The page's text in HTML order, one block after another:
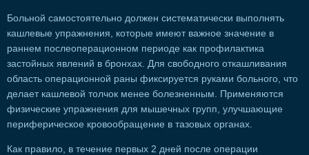
Больной самостоятельно должен систематически выполнять
кашлевые упражнения, которые имеют важное значение в
раннем послеоперационном периоде как профилактика
застойных явлений в бронхах. Для свободного откашливания
область операционной раны фиксируется руками больного, что
делает кашлевой толчок менее болезненным. Применяются
физические упражнения для мышечных групп, улучшающие
периферическое кровообращение в тазовых органах.
Как правило, в течение первых 2 дней после операции